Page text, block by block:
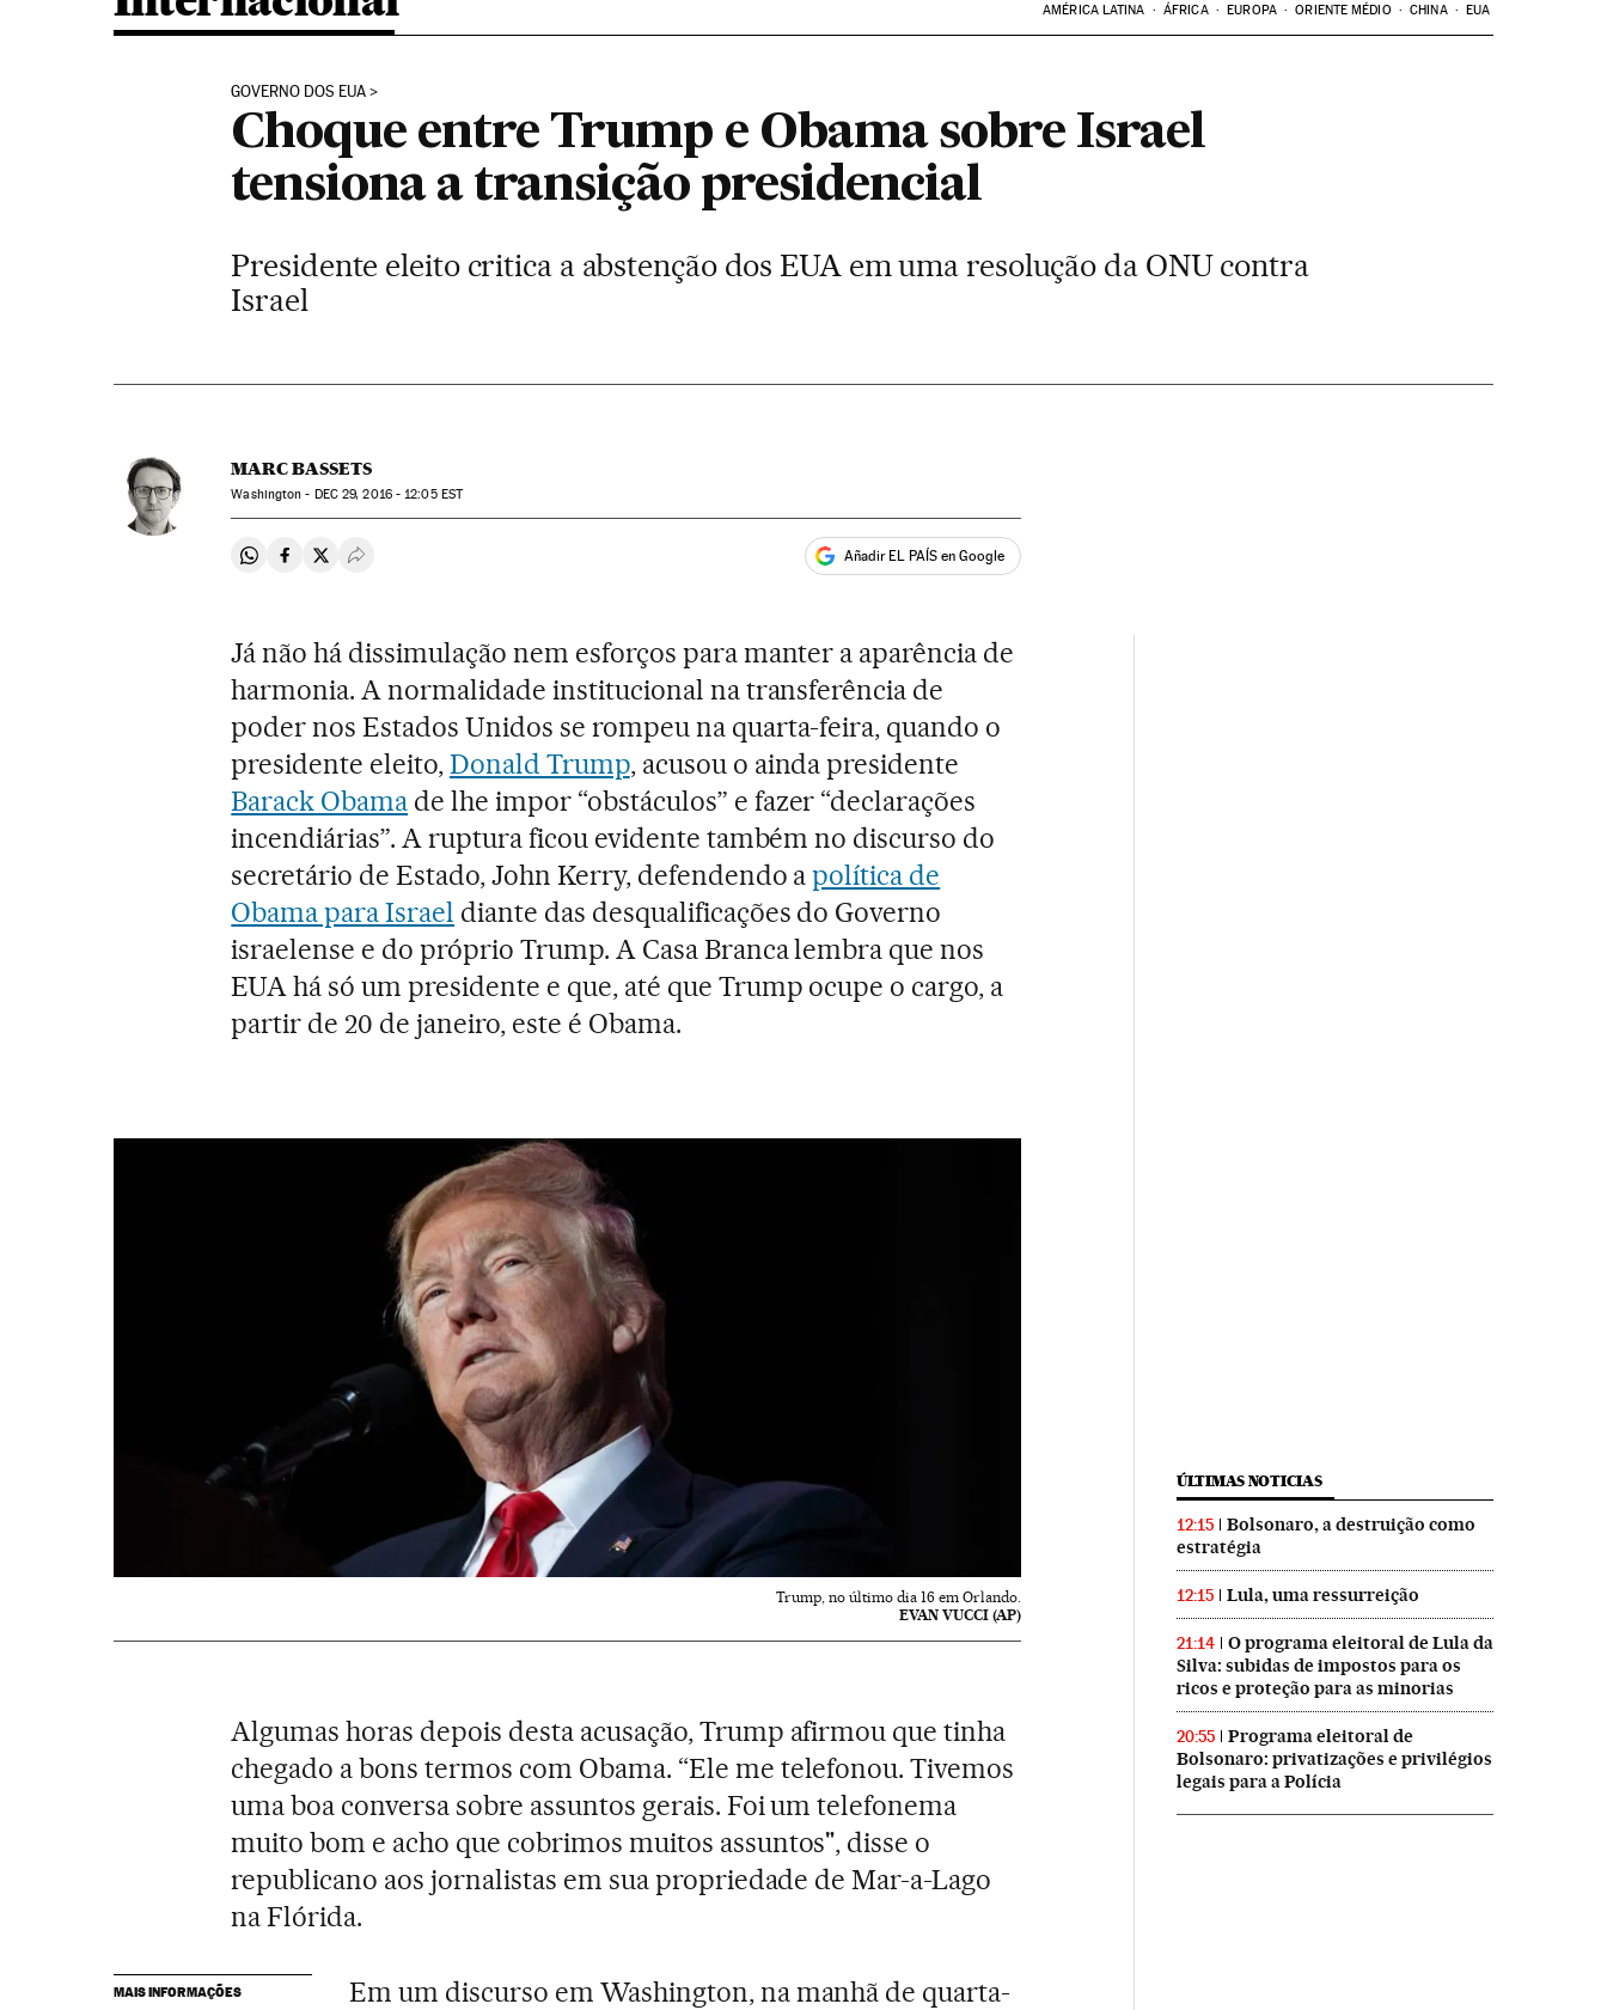
AMÉRICA LATINA ÁFRICA EUROPA ORIENTE MÉDIO CHINA EUA
GOVERNO DOS EUA
Choque entre Trump e Obama sobre Israel
tensiona a transição presidencial
Presidente eleito critica a abstenção dos EUA em uma resolução da ONU contra
Israel
MARC BASSETS
Washington - DEC29, 2016 - 12:05EST
Compartir en Whatsapp
Compartir en Facebook
Compartir en Twitter
Desplegar Redes Sociales Añadir EL PAÍS en Google
Já não há dissimulação nem esforços para manter a aparência de
harmonia. A normalidade institucional na transferência de
poder nos Estados Unidos se rompeu na quarta-feira, quando o
presidente eleito,Donald Trump, acusou o ainda presidente
Barack Obama de lhe impor “obstáculos” e fazer “declarações
incendiárias”. A ruptura ficou evidente também no discurso do
secretário de Estado, John Kerry, defendendo apolítica de
Obama para Israel diante das desqualificações do Governo
israelense e do próprio Trump. A Casa Branca lembra que nos
EUA há só um presidente e que, até que Trump ocupe o cargo, a
partir de 20 de janeiro, este é Obama.
Trump, no último dia 16 em Orlando.
EVAN VUCCI (AP)
Algumas horas depois desta acusação, Trump afirmou que tinha
chegado a bons termos com Obama. “Ele me telefonou. Tivemos
uma boa conversa sobre assuntos gerais. Foi um telefonema
muito bom e acho que cobrimos muitos assuntos", disse o
republicano aos jornalistas em sua propriedade de Mar-a-Lago
na Flórida.
MAIS INFORMAÇÕES
Em um discurso em Washington, na manhã de quarta-
ÚLTIMAS NOTICIAS
12:15
Bolsonaro, a destruição como
estratégia
12:15 Lula, uma ressurreição
21:14
O programa eleitoral de Lula da
Silva: subidas de impostos para os
ricos e proteção para as minorias
20:55
Programa eleitoral de
Bolsonaro: privatizações e privilégios
legais para a Polícia